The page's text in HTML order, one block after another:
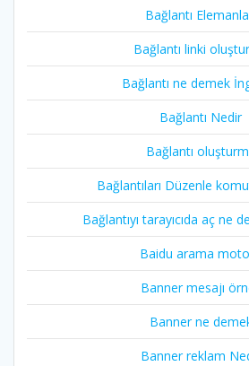
Bağlantı
Bağlantı linki
Bağlantı ne demek
Bağlantı Nedir
Bağlantı
Bağlantıları Düzenle
Bağlantıyı tarayıcıda aç ne
Baidu arama
Banner mesajı
Banner ne
Banner reklam